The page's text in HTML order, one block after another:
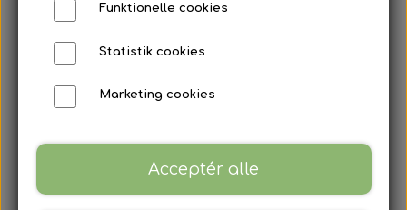
Funktionelle cookies
Statistik cookies
Marketing cookies
Acceptér alle